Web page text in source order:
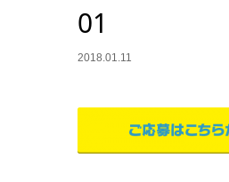
01
2018.01.11